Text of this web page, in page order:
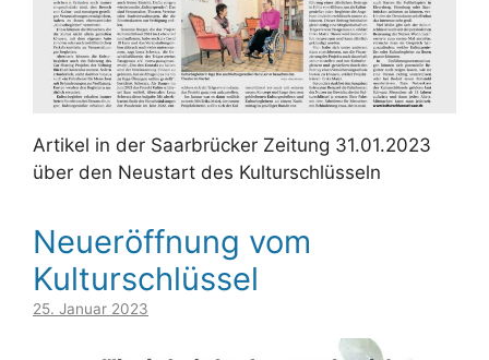
Artikel in der Saarbrücker Zeitung 31.01.2023
über den Neustart des Kulturschlüsseln
Neueröffnung vom
Kulturschlüssel
25. Januar 2023